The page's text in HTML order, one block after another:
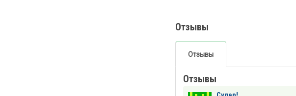
Отзывы
Отзывы
Отзывы